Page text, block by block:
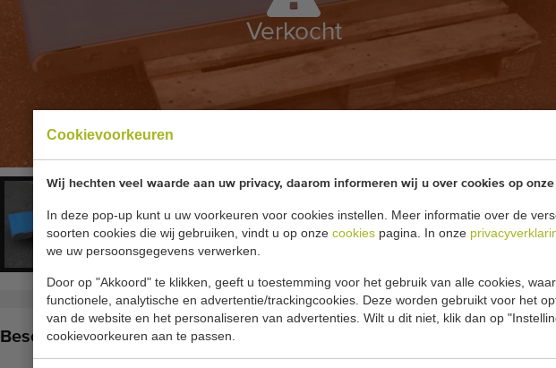
Cookievoorkeuren
Wij hechten veel waarde aan uw privacy, daarom informeren wij u over cookies op
In deze pop-up kunt u uw voorkeuren voor cookies instellen. Meer informatie over de
soorten cookies die wij gebruiken, vindt u op onze cookies pagina. In onze
we uw persoonsgegevens verwerken.
Door op "Akkoord" te klikken, geeft u toestemming voor het gebruik van alle cookies,
functionele, analytische en advertentie/trackingcookies. Deze worden gebruikt voor het
van de website en het personaliseren van advertenties. Wilt u dit niet, klik dan op
cookievoorkeuren aan te passen.
Verkocht
Beschrijving: